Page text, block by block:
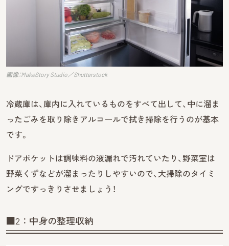
画像：MakeStory Studio／Shutterstock
冷蔵庫は、庫内に入れているものをすべて出して、中に溜ま
ったごみを取り除きアルコールで拭き掃除を行うのが基本
です。
ドアポケットは調味料の液漏れで汚れていたり、野菜室は
野菜くずなどが溜まったりしやすいので、大掃除のタイミ
ングですっきりさせましょう！
■2：中身の整理収納